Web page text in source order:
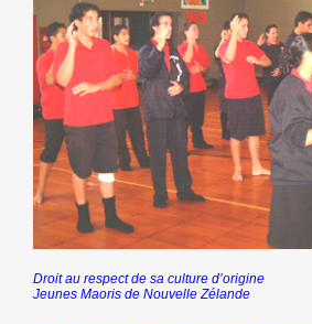
Droit au respect de sa culture d’origine
Jeunes Maoris de Nouvelle Zélande